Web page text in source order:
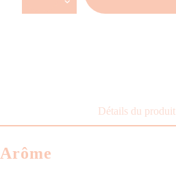
Détails du produit
Arôme